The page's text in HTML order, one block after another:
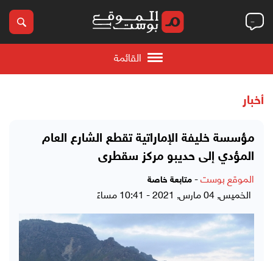
القائمة
أخبار
مؤسسة خليفة الإماراتية تقطع الشارع العام
المؤدي إلى حديبو مركز سقطرى
الموقع بوست- متابعة خاصة
الخميس, 04 مارس, 2021 - 10:41 مساءً